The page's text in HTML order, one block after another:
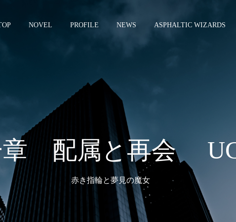
NOVEL PROFILE NEWS ASPHALTIC WIZARDS
章 配属と再会
赤き指輪と夢見の魔女